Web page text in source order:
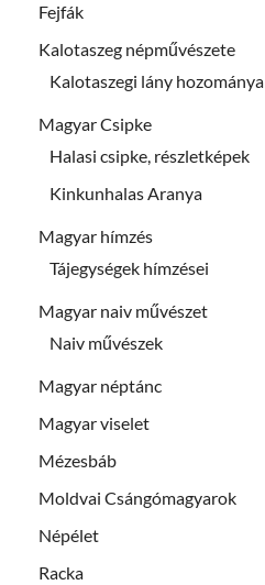
Fejfák
Kalotaszeg népművészete
Kalotaszegi lány hozománya
Magyar Csipke
Halasi csipke, részletképek
Kinkunhalas Aranya
Magyar hímzés
Tájegységek hímzései
Magyar naiv művészet
Naiv művészek
Magyar néptánc
Magyar viselet
Mézesbáb
Moldvai Csángómagyarok
Népélet
Racka